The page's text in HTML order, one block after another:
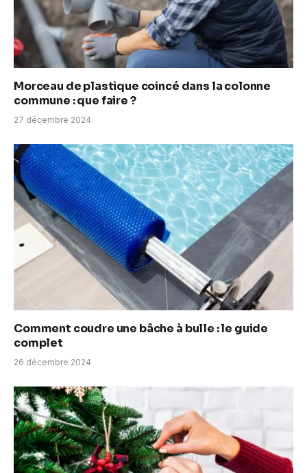
Morceau de plastique coincé dans la colonne
commune : que faire ?
27 décembre 2024
Comment coudre une bâche à bulle : le guide
complet
26 décembre 2024